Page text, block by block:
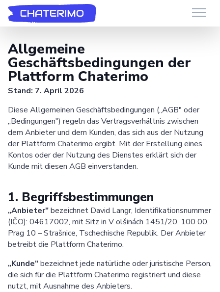
Allgemeine
Geschäftsbedingungen der
Plattform Chaterimo
Stand: 7. April 2026
Diese Allgemeinen Geschäftsbedingungen („AGB" oder
„Bedingungen") regeln das Vertragsverhältnis zwischen
dem Anbieter und dem Kunden, das sich aus der Nutzung
der Plattform Chaterimo ergibt. Mit der Erstellung eines
Kontos oder der Nutzung des Dienstes erklärt sich der
Kunde mit diesen AGB einverstanden.
1. Begriffsbestimmungen
„Anbieter"bezeichnet David Langr, Identifikationsnummer
(IČO): 04617002, mit Sitz in V olšinách 1451/20, 100 00,
Prag 10 – Strašnice, Tschechische Republik. Der Anbieter
betreibt die Plattform Chaterimo.
„Kunde"bezeichnet jede natürliche oder juristische Person,
die sich für die Plattform Chaterimo registriert und diese
nutzt, mit Ausnahme des Anbieters.
Chaterimo HelpDesk
Have a question?